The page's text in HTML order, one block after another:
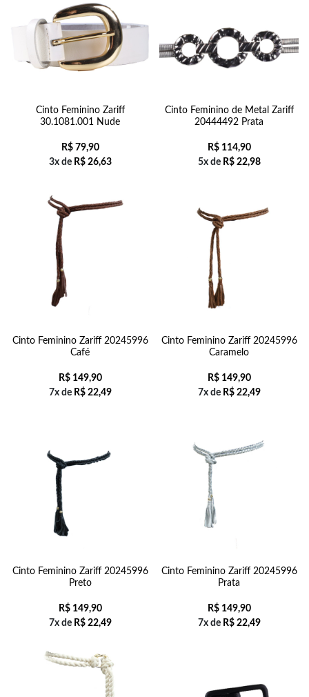
Cinto Feminino Zariff
30.1081.001 Nude
R$79,90
3x de R$26,63
Cinto Feminino de Metal Zariff
20444492 Prata
R$114,90
5x de R$22,98
Cinto Feminino Zariff 20245996
Café
R$149,90
7x de R$22,49
Cinto Feminino Zariff 20245996
Caramelo
R$149,90
7x de R$22,49
Cinto Feminino Zariff 20245996
Preto
R$149,90
7x de R$22,49
Cinto Feminino Zariff 20245996
Prata
R$149,90
7x de R$22,49